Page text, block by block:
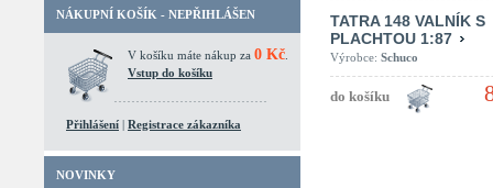
NÁKUPNÍ KOŠÍK - NEPŘIHLÁŠEN
V košíku máte nákup za 0 Kč
Vstup do košíku
Přihlášení | Registrace zákazníka
NOVINKY
TATRA 148 VALNÍK S
PLACHTOU 1:87
Výrobce: Schuco